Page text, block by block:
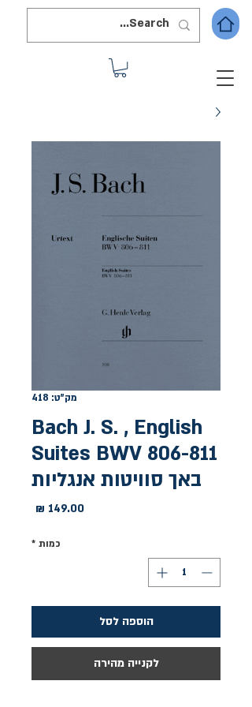
מק"ט: 418
Bach J. S. , English
Suites BWV 806-811
באך סוויטות אנגליות
כמות *
הוספה לסל
לקנייה מהירה